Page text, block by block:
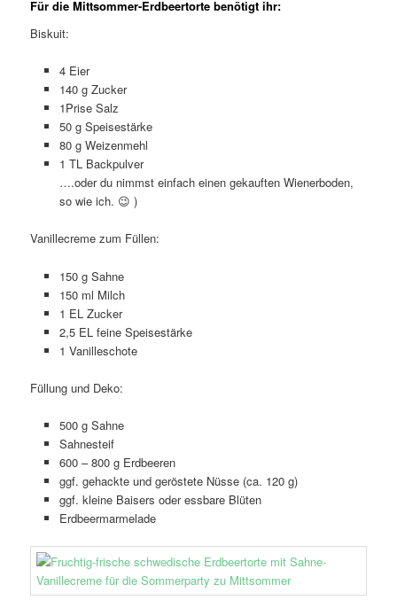
Für die Mittsommer-Erdbeertorte benötigt ihr:
Biskuit:
4 Eier
140 g Zucker
1Prise Salz
50 g Speisestärke
80 g Weizenmehl
1 TL Backpulver
….oder du nimmst einfach einen gekauften Wienerboden,
so wie ich. 😉 )
Vanillecreme zum Füllen:
150 g Sahne
150 ml Milch
1 EL Zucker
2,5 EL feine Speisestärke
1 Vanilleschote
Füllung und Deko:
500 g Sahne
Sahnesteif
600 – 800 g Erdbeeren
ggf. gehackte und geröstete Nüsse (ca. 120 g)
ggf. kleine Baisers oder essbare Blüten
Erdbeermarmelade